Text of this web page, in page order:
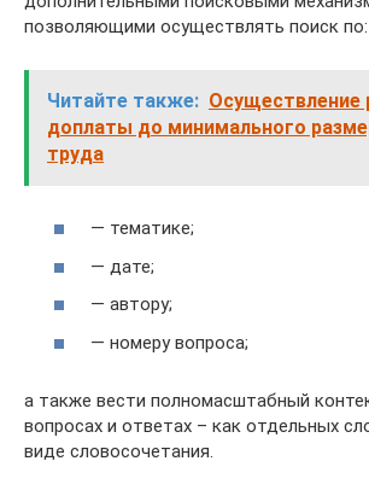
позволяющими осуществлять поиск по:
Читайте также: Осуществление
доплаты до минимального
труда
— тематике;
— дате;
— автору;
— номеру вопроса;
а также вести полномасштабный
вопросах и ответах – как отдельных
виде словосочетания.